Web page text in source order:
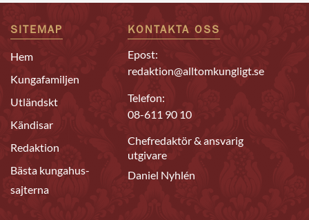
SITEMAP
Hem
Kungafamiljen
Utländskt
Kändisar
Redaktion
Bästa kungahus-
sajterna
KONTAKTA OSS
Epost:
redaktion@alltomkungligt.se
Telefon:
08-611 90 10
Chefredaktör & ansvarig
utgivare
Daniel Nyhlén